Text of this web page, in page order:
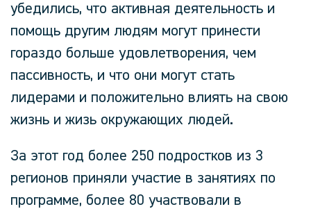
убедились, что активная деятельность и
помощь другим людям могут принести
гораздо больше удовлетворения, чем
пассивность, и что они могут стать
лидерами и положительно влиять на свою
жизнь и жизь окружающих людей.
За этот год более 250 подростков из 3
регионов приняли участие в занятиях по
программе, более 80 участвовали в